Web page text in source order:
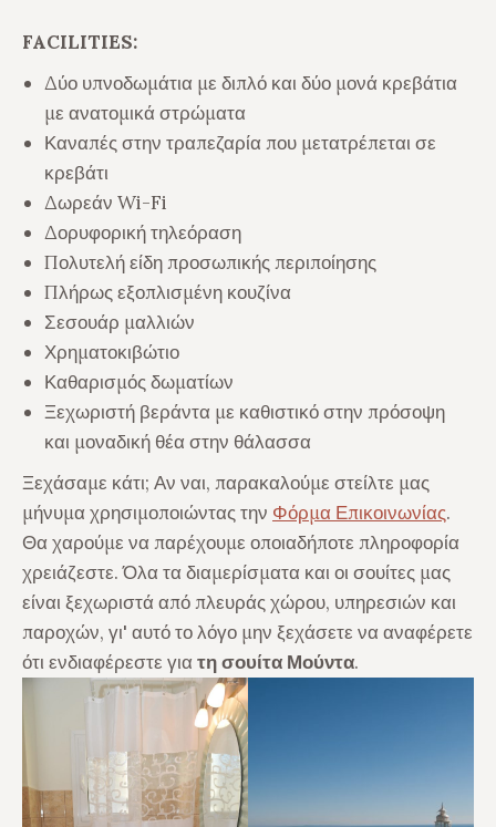
FACILITIES:
Δύο υπνοδωμάτια με διπλό και δύο μονά κρεβάτια
με ανατομικά στρώματα
Καναπές στην τραπεζαρία που μετατρέπεται σε
κρεβάτι
Δωρεάν Wi-Fi
Δορυφορική τηλεόραση
Πολυτελή είδη προσωπικής περιποίησης
Πλήρως εξοπλισμένη κουζίνα
Σεσουάρ μαλλιών
Χρηματοκιβώτιο
Καθαρισμός δωματίων
Ξεχωριστή βεράντα με καθιστικό στην πρόσοψη
και μοναδική θέα στην θάλασσα
Ξεχάσαμε κάτι; Αν ναι, παρακαλούμε στείλτε μας
μήνυμα χρησιμοποιώντας την Φόρμα Επικοινωνίας.
Θα χαρούμε να παρέχουμε οποιαδήποτε πληροφορία
χρειάζεστε. Όλα τα διαμερίσματα και οι σουίτες μας
είναι ξεχωριστά από πλευράς χώρου, υπηρεσιών και
παροχών, γι' αυτό το λόγο μην ξεχάσετε να αναφέρετε
ότι ενδιαφέρεστε για τη σουίτα Μούντα.